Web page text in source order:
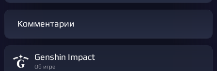
Комментарии
Genshin Impact
Об игре